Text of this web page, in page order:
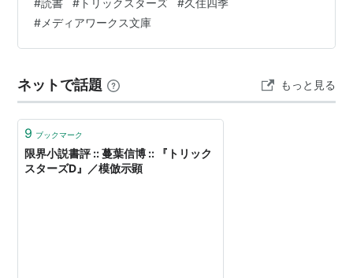
トリックスターズM (電撃文庫)
出版社/メーカー:メディアワークス
購入: 1人クリック: 9回
トリックスターズC〈PART1〉 (電
タですが、ゾクゾク・ワクワク感が半端ない感じです。
一斉に、全部投入してきたか！という驚きと羨望の眼差
しで、最後まで、100メートル走を一気に走り抜けるよう
りません。これで終わりなのが、本当にもったいない作
品です。そして、本格ミステリー好きの方々に…
#読書 # トリックスターズ #久住四季
# メディアワークス文庫
ネットで話題 もっと見る
9 ブックマーク
限界小説書評 :: 蔓葉信博 :: 『トリック
スターズD』／模倣示顕